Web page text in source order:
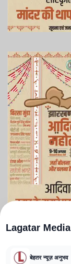
Lagatar Media
बेहतर न्यूज़ अनुभव